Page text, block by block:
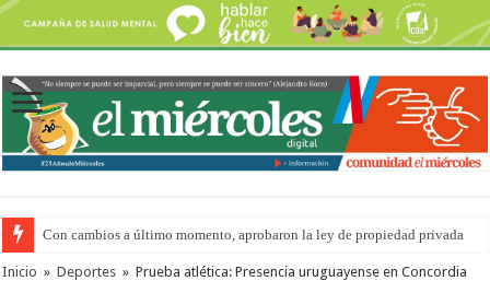
Con cambios a último momento, aprobaron la ley de propiedad privada
Del viernes 7 al domingo 9 de agosto: la agenda ¿A dónde ir? para este
Inicio » Deportes » Prueba atlética: Presencia uruguayense en Concordia